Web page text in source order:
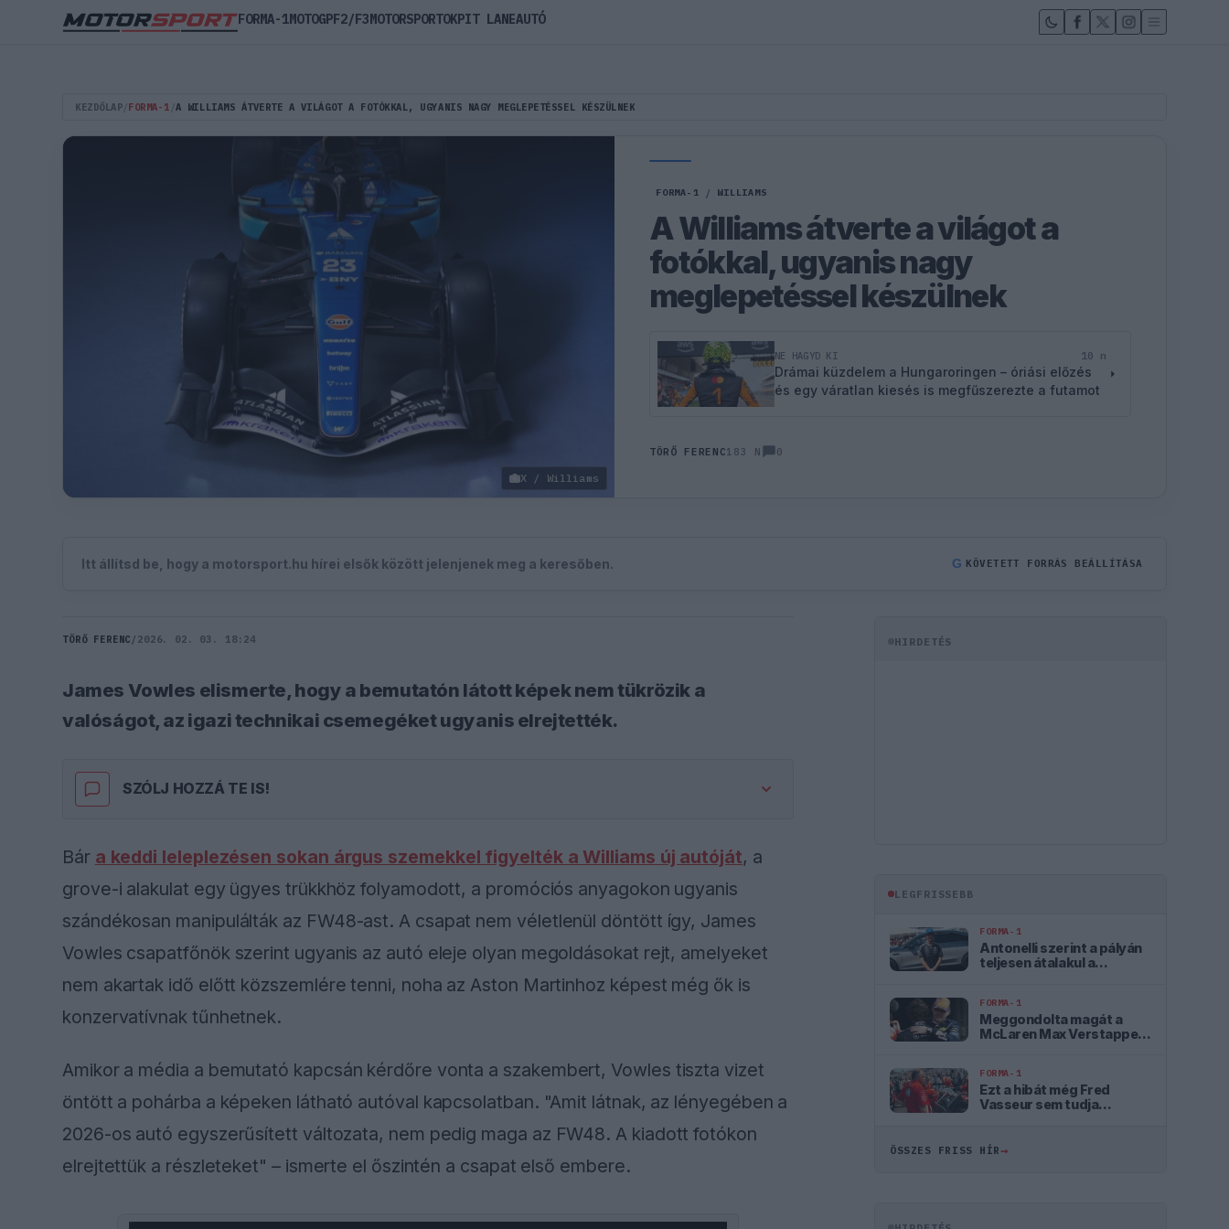
KEZDŐLAP FORMA-1 A WILLIAMS ÁTVERTE A VILÁGOT A FOTÓKKAL, UGYANIS NAGY MEGLEPETÉSSEL KÉSZÜLNEK
X / Williams
FORMA-1 / WILLIAMS
A Williams átverte a világot a
fotókkal, ugyanis nagy
meglepetéssel készülnek
NE HAGYD KI 10 n
Drámai küzdelem a Hungaroringen – óriási előzés
és egy váratlan kiesés is megfűszerezte a futamot
TÖRŐ FERENC183 N 0
Itt állítsd be, hogy a motorsport.hu hírei elsők között jelenjenek meg a keresőben. G KÖVETETT FORRÁS BEÁLLÍTÁSA
TÖRŐ FERENC / 2026. 02. 03. 18:24
James Vowles elismerte, hogy a bemutatón látott képek nem tükrözik a
valóságot, az igazi technikai csemegéket ugyanis elrejtették.
SZÓLJ HOZZÁ TE IS!
Bár a keddi leleplezésen sokan árgus szemekkel figyelték a Williams új autóját, a
grove-i alakulat egy ügyes trükkhöz folyamodott, a promóciós anyagokon ugyanis
szándékosan manipulálták az FW48-ast. A csapat nem véletlenül döntött így, James
Vowles csapatfőnök szerint ugyanis az autó eleje olyan megoldásokat rejt, amelyeket
nem akartak idő előtt közszemlére tenni, noha az Aston Martinhoz képest még ők is
konzervatívnak tűnhetnek.
Amikor a média a bemutató kapcsán kérdőre vonta a szakembert, Vowles tiszta vizet
öntött a pohárba a képeken látható autóval kapcsolatban. "Amit látnak, az lényegében a
2026-os autó egyszerűsített változata, nem pedig maga az FW48. A kiadott fotókon
elrejtettük a részleteket" – ismerte el őszintén a csapat első embere.
HIRDETÉS
LEGFRISSEBB
FORMA-1
Antonelli szerint a pályán
teljesen átalakul a
FORMA-1
Meggondolta magát a
McLaren Max Verstappen
FORMA-1
Ezt a hibát még Fred
Vasseur sem tudja
ÖSSZES FRISS HÍR→
FORMA-1MOTOGPF2/F3MOTORSPORTOKPIT LANEAUTÓ